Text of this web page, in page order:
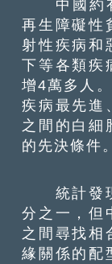
中國約有
再生障礙性
射性疾病和
下等各類疾
增4萬多人
疾病最先進
之間的白細
的先決條件。
統計發現
分之一，但
之間尋找相
緣關係的配